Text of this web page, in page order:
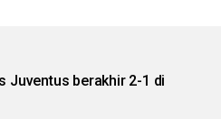
Juventus berakhir 2-1 di